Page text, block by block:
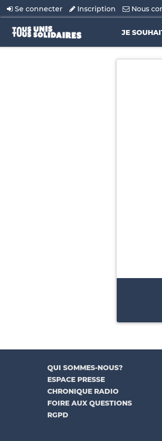
Se connecter Inscription Nous
JE
QUI SOMMES-NOUS?
ESPACE PRESSE
CHRONIQUE RADIO
FOIRE AUX QUESTIONS
RGPD